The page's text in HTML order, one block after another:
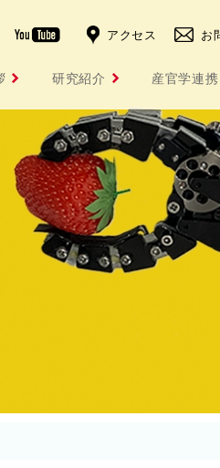
お
facebook YouTube
アクセス
研究紹介 産官学連携